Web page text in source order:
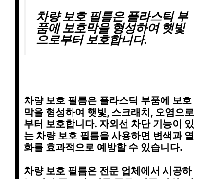
차량 보호 필름은 플라스틱 부
품에 보호막을 형성하여 햇빛
으로부터 보호합니다.
차량 보호 필름은 플라스틱 부품에 보호
막을 형성하여 햇빛, 스크래치, 오염으로
부터 보호합니다. 자외선 차단 기능이 있
는 차량 보호 필름을 사용하면 변색과 열
화를 효과적으로 예방할 수 있습니다.
차량 보호 필름은 전문 업체에서 시공하